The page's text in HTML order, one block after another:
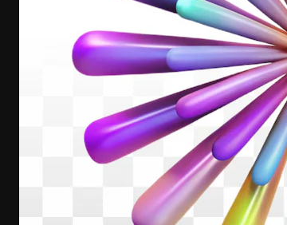
Copyright © 2010-2026Freepik Company S.L.U.